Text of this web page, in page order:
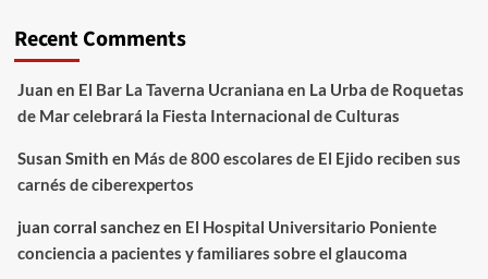
Recent Comments
Juan en El Bar La Taverna Ucraniana en La Urba de Roquetas
de Mar celebrará la Fiesta Internacional de Culturas
Susan Smith en Más de 800 escolares de El Ejido reciben sus
carnés de ciberexpertos
juan corral sanchezen El Hospital Universitario Poniente
conciencia a pacientes y familiares sobre el glaucoma